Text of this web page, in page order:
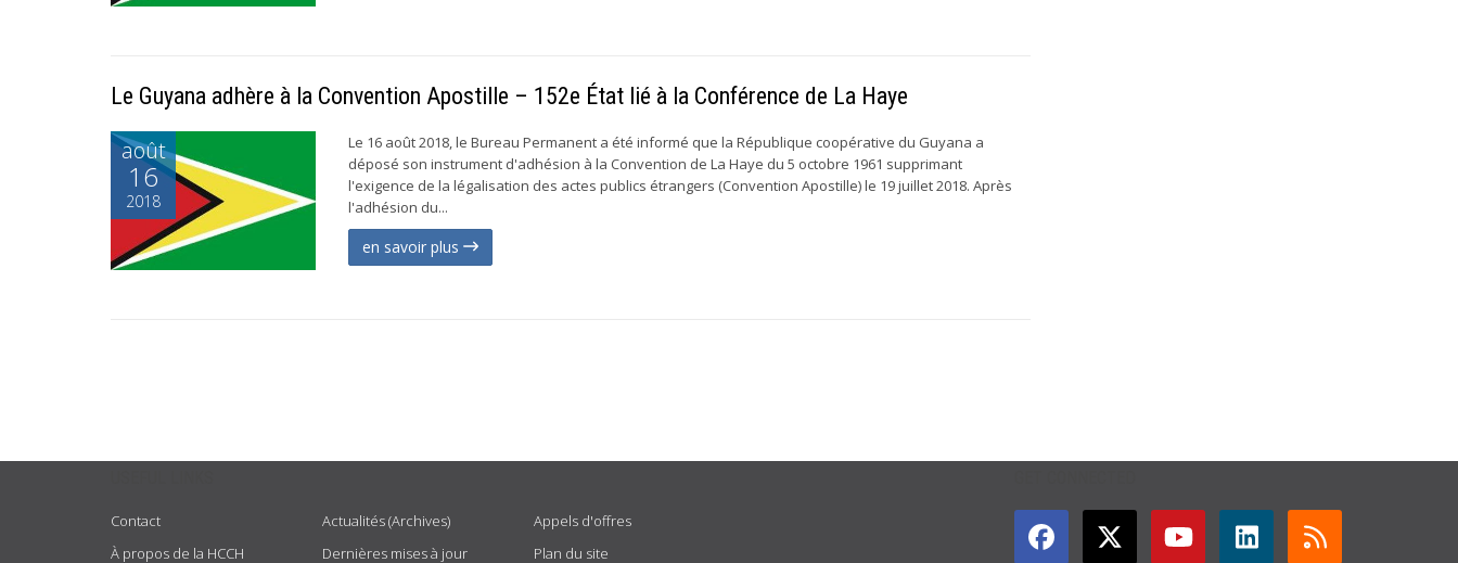
Le Guyana adhère à la Convention Apostille – 152e État lié à la Conférence de La Haye
août
16
2018
Le 16 août 2018, le Bureau Permanent a été informé que la République coopérative du Guyana a
déposé son instrument d'adhésion à la Convention de La Haye du 5 octobre 1961 supprimant
l'exigence de la légalisation des actes publics étrangers (Convention Apostille) le 19 juillet 2018. Après
l'adhésion du...
en savoir plus
Contact
À propos de la HCCH
Actualités (Archives)
Dernières mises à jour
Appels d'offres
Plan du site